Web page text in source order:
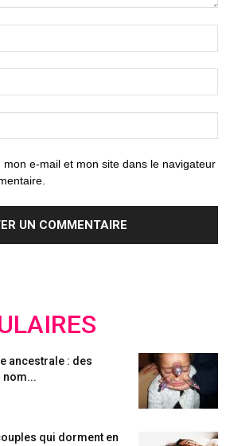
e-mail et mon site dans le navigateur
ancestrale : des
nom...
qui dorment en